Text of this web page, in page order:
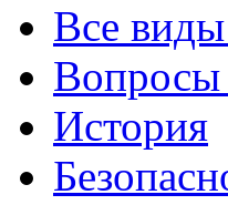
Все виды
Вопросы
История